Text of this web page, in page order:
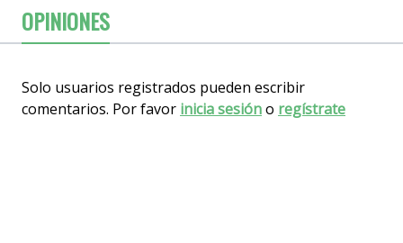
OPINIONES
Solo usuarios registrados pueden escribir
comentarios. Por favor inicia sesióno regístrate